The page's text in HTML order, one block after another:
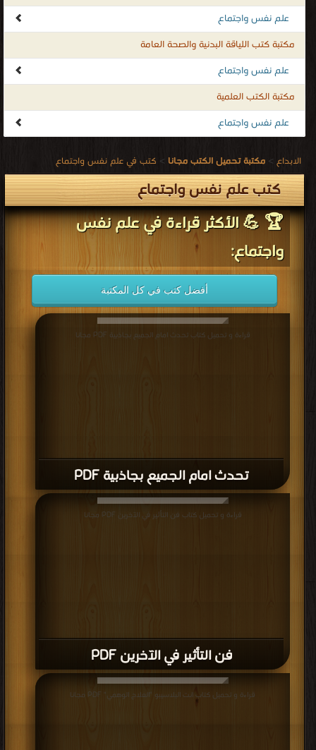
علم نفس واجتماع
مكتبة كتب اللياقة البدنية والصحة العامة
علم نفس واجتماع
مكتبة الكتب العلمية
علم نفس واجتماع
الابداع > مكتبة تحميل الكتب مجانا > كتب في علم نفس واجتماع
كتب علم نفس واجتماع
🏆 💪 الأكثر قراءة في علم نفس
واجتماع:
أفضل كتب في كل المكتبة
تحدث امام الجميع بجاذبية PDF
قراءة و تحميل كتاب تحدث امام الجميع بجاذبية PDF مجانا
فن التأثير في الآخرين PDF
قراءة و تحميل كتاب فن التأثير في الآخرين PDF مجانا
قراءة و تحميل كتاب انت البلاسيبو "العلاج الوهمي" PDF مجانا